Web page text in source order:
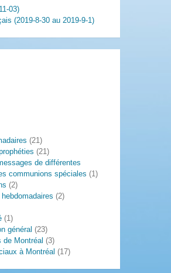
03)
(2019-8-30 au 2019-9-1)
(21)
(21)
de différentes
communions spéciales (1)
(2)
(2)
(1)
général (23)
de Montréal (3)
à Montréal (17)